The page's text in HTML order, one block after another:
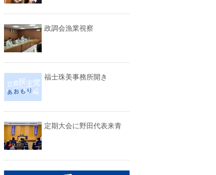
政調会漁業視察
福士珠美事務所開き
定期大会に野田代表来青